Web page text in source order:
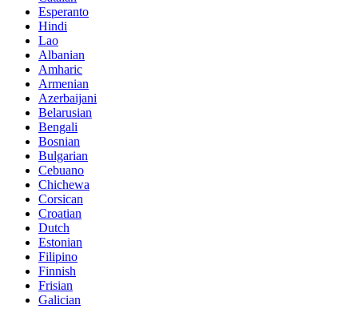
Esperanto
Hindi
Lao
Albanian
Amharic
Armenian
Azerbaijani
Belarusian
Bengali
Bosnian
Bulgarian
Cebuano
Chichewa
Corsican
Croatian
Dutch
Estonian
Filipino
Finnish
Frisian
Galician